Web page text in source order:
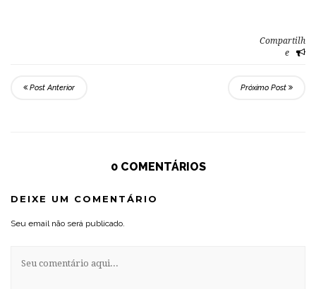
Compartilh
e
Post Anterior Próximo Post
0 COMENTÁRIOS
DEIXE UM COMENTÁRIO
Seu email não será publicado.